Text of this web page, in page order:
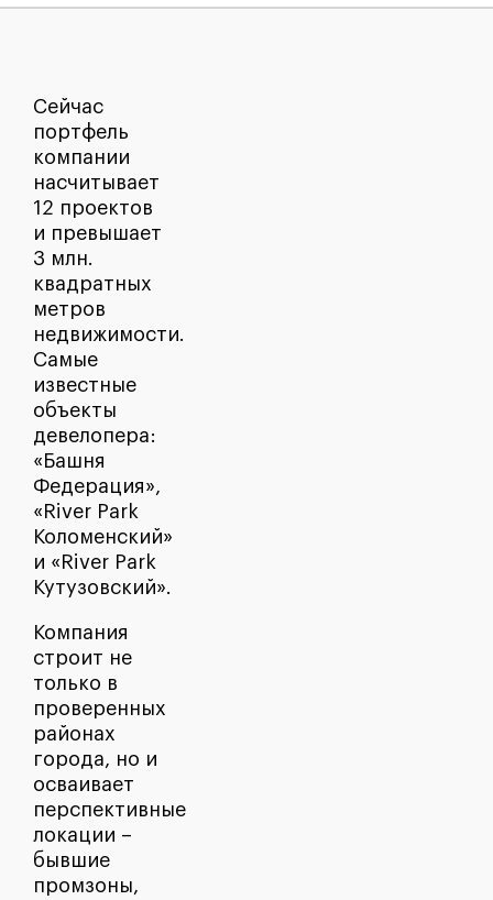
Сейчас
портфель
компании
насчитывает
12 проектов
и превышает
3 млн.
квадратных
метров
недвижимости.
Самые
известные
объекты
девелопера:
«Башня
Федерация»,
«River Park
Коломенский»
и «River Park
Кутузовский».
Компания
строит не
только в
проверенных
районах
города, но и
осваивает
перспективные
локации –
бывшие
промзоны,